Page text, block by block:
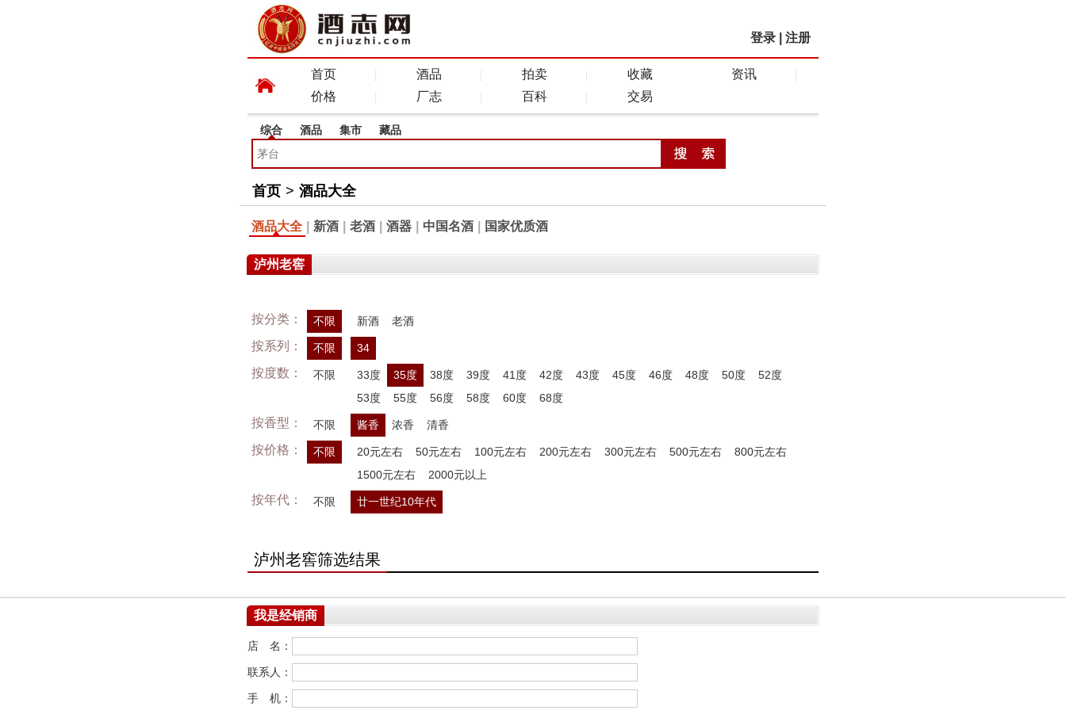
登录 注册
首页 酒品 拍卖 收藏
资讯
价格
厂志 百科 交易
综合 酒品 集市 藏品
首页 > 酒品大全
酒品大全 新酒 老酒 酒器 中国名酒 国家优质酒
泸州老窖
按分类： 不限 新酒 老酒
按系列： 不限 34
按度数： 不限 33度 35度 38度 39度 41度 42度 43度 45度 46度 48度 50度
52度
53度
55度 56度 58度 60度 68度
按香型： 不限 酱香 浓香 清香
按价格： 不限 20元左右 50元左右 100元左右 200元左右 300元左右 500元左右
800元左右
1500元左右
2000元以上
按年代： 不限 廿一世纪10年代
泸州老窖筛选结果
我是经销商
店 名：
联系人：
手 机：